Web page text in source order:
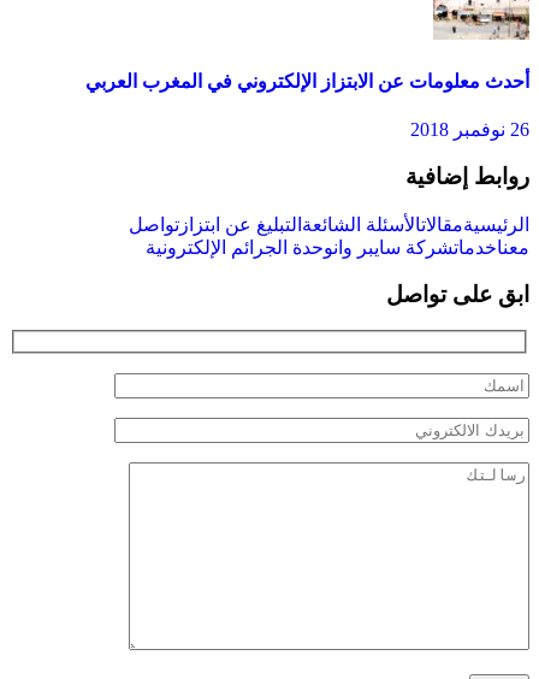
أحدث معلومات عن الابتزاز الإلكتروني في المغرب العربي
26 نوفمبر 2018
روابط إضافية
الرئيسيةمقالاتالأسئلة الشائعة التبليغ عن ابتزاز تواصل
معناخدماتشركة سايبر وانوحدة الجرائم الإلكترونية
ابق على تواصل